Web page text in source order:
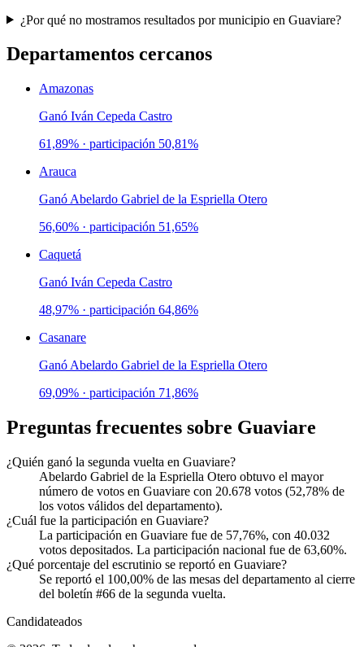
¿Por qué no mostramos resultados por municipio en Guaviare?
Departamentos cercanos
Amazonas
Ganó Iván Cepeda Castro
61,89% · participación 50,81%
Arauca
Ganó Abelardo Gabriel de la Espriella Otero
56,60% · participación 51,65%
Caquetá
Ganó Iván Cepeda Castro
48,97% · participación 64,86%
Casanare
Ganó Abelardo Gabriel de la Espriella Otero
69,09% · participación 71,86%
Preguntas frecuentes sobre Guaviare
¿Quién ganó la segunda vuelta en Guaviare?
Abelardo Gabriel de la Espriella Otero obtuvo el mayor
número de votos en Guaviare con 20.678 votos (52,78% de
los votos válidos del departamento).
¿Cuál fue la participación en Guaviare?
La participación en Guaviare fue de 57,76%, con 40.032
votos depositados. La participación nacional fue de 63,60%.
¿Qué porcentaje del escrutinio se reportó en Guaviare?
Se reportó el 100,00% de las mesas del departamento al cierre
del boletín #66 de la segunda vuelta.
Candidateados